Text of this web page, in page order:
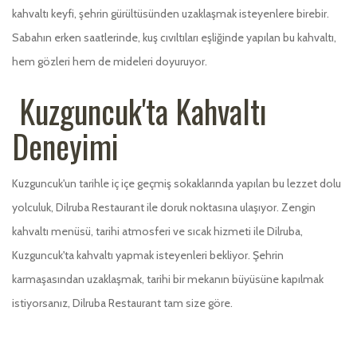
kahvaltı keyfi, şehrin gürültüsünden uzaklaşmak isteyenlere birebir.
Sabahın erken saatlerinde, kuş cıvıltıları eşliğinde yapılan bu kahvaltı,
hem gözleri hem de mideleri doyuruyor.
Kuzguncuk'ta Kahvaltı
Deneyimi
Kuzguncuk'un tarihle iç içe geçmiş sokaklarında yapılan bu lezzet dolu
yolculuk, Dilruba Restaurant ile doruk noktasına ulaşıyor. Zengin
kahvaltı menüsü, tarihi atmosferi ve sıcak hizmeti ile Dilruba,
Kuzguncuk'ta kahvaltı yapmak isteyenleri bekliyor. Şehrin
karmaşasından uzaklaşmak, tarihi bir mekanın büyüsüne kapılmak
istiyorsanız, Dilruba Restaurant tam size göre.